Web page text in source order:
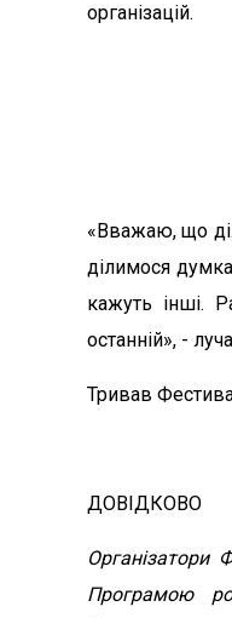
організацій.
«Вважаю, що
ділимося
кажуть інші.
останній», -
Тривав
ДОВІДКОВО
Організатори
Програмою